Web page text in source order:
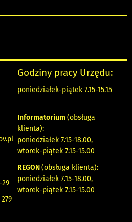
29
Godziny pracy Urzędu:
poniedziałek-piątek 7.15-15.15
Informatorium (obsługa
klienta):
poniedziałek 7.15-18.00,
wtorek-piątek 7.15-15.00
REGON(obsługa klienta):
poniedziałek 7.15-18.00,
wtorek-piątek 7.15-15.00